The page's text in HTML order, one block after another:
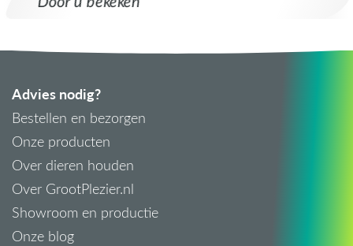
Advies nodig?
Bestellen en bezorgen
Onze producten
Over dieren houden
Over GrootPlezier.nl
Showroom en productie
Onze blog